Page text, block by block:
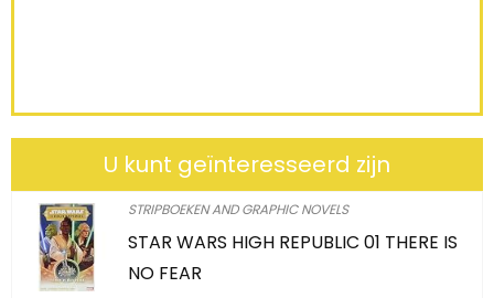
U kunt geïnteresseerd zijn
STRIPBOEKEN AND GRAPHIC NOVELS
STAR WARS HIGH REPUBLIC 01 THERE IS
NO FEAR